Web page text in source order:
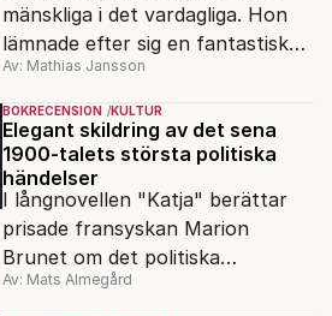
mänskliga i det vardagliga. Hon
lämnade efter sig en fantastisk
bildskatt. En ny visuell biografi
visar oss hennes inre värld.
Av: Mathias Jansson
BOKRECENSION KULTUR
Elegant skildring av det sena
1900-talets största politiska
händelser
I långnovellen "Katja" berättar
prisade fransyskan Marion
Brunet om det politiska
förtrycket och frigörelsen i DDR.
Av: Mats Almegård